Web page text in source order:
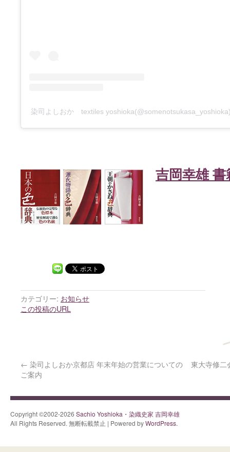
染司よしおか textiles
吉岡幸雄 書
カテゴリー: お知らせ
この投稿のURL
← 染司よしおか京都店 年末年始の営業についての
ご案内
東大寺修二
Copyright ©2002-2026 Sachio Yoshioka・染織史家 吉岡幸雄
All Rights Reserved. 無断転載禁止 | Powered byWordPress.